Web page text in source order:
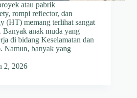
atau pabrik
rompi reflector, dan
(HT) memang terlihat sangat
anak muda yang
di bidang Keselamatan dan
Namun, banyak yang
2, 2026